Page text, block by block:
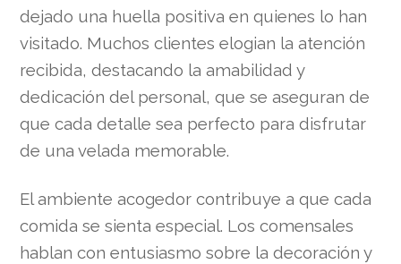
dejado una huella positiva en quienes lo han
visitado. Muchos clientes elogian la atención
recibida, destacando la amabilidad y
dedicación del personal, que se aseguran de
que cada detalle sea perfecto para disfrutar
de una velada memorable.
El ambiente acogedor contribuye a que cada
comida se sienta especial. Los comensales
hablan con entusiasmo sobre la decoración y